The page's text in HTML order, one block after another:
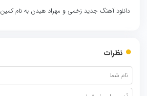
دانلود آهنگ جدید زخمی و مهراد هیدن به نام کمین
نظرات